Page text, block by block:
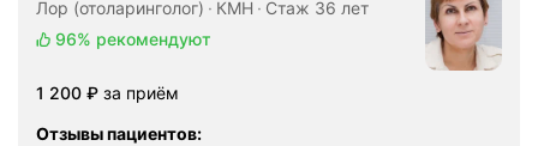
Лор (отоларинголог) КМН
Стаж 36 лет
96% рекомендуют
Цена
1200
1 200 ₽ за приём
Отзывы пациентов: